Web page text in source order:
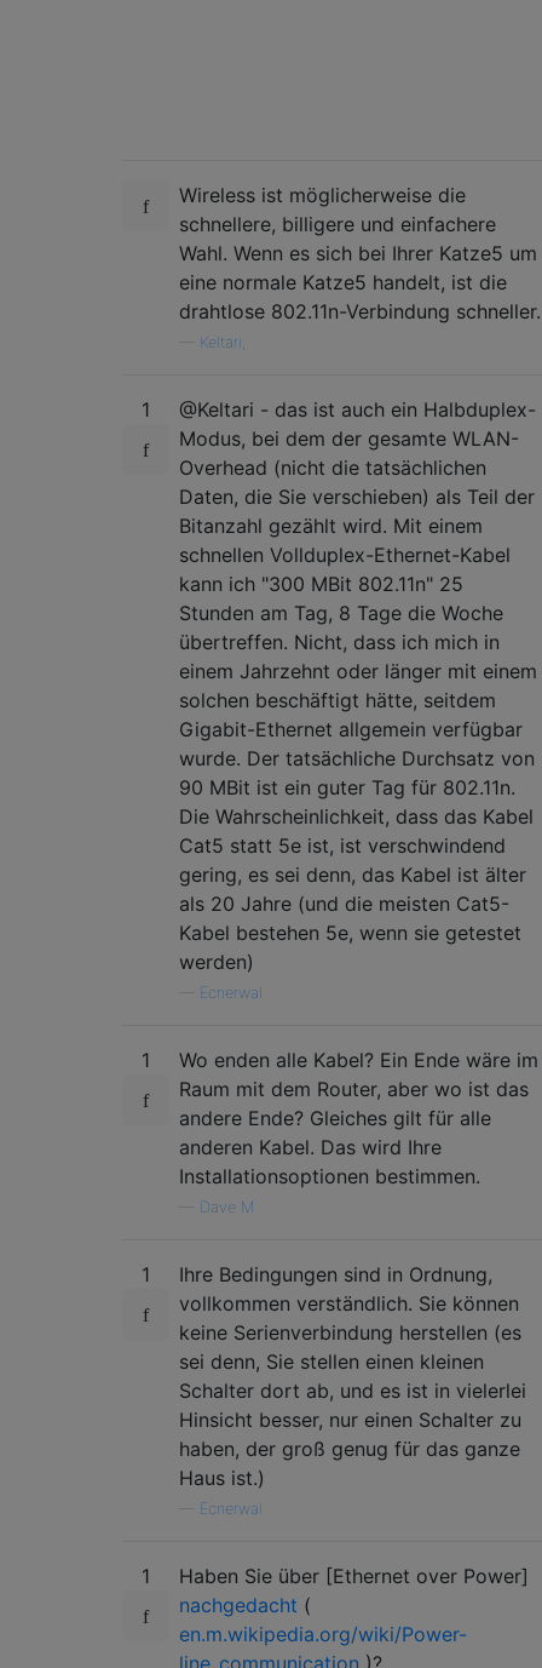
Wireless ist möglicherweise die
schnellere, billigere und einfachere
Wahl. Wenn es sich bei Ihrer Katze5 um
eine normale Katze5 handelt, ist die
drahtlose 802.11n-Verbindung schneller.
Keltari,
1
@Keltari - das ist auch ein Halbduplex-
Modus, bei dem der gesamte WLAN-
Overhead (nicht die tatsächlichen
Daten, die Sie verschieben) als Teil der
Bitanzahl gezählt wird. Mit einem
schnellen Vollduplex-Ethernet-Kabel
kann ich "300 MBit 802.11n" 25
Stunden am Tag, 8 Tage die Woche
übertreffen. Nicht, dass ich mich in
einem Jahrzehnt oder länger mit einem
solchen beschäftigt hätte, seitdem
Gigabit-Ethernet allgemein verfügbar
wurde. Der tatsächliche Durchsatz von
90 MBit ist ein guter Tag für 802.11n.
Die Wahrscheinlichkeit, dass das Kabel
Cat5 statt 5e ist, ist verschwindend
gering, es sei denn, das Kabel ist älter
als 20 Jahre (und die meisten Cat5-
Kabel bestehen 5e, wenn sie getestet
werden)
Ecnerwal
1
Wo enden alle Kabel? Ein Ende wäre im
Raum mit dem Router, aber wo ist das
andere Ende? Gleiches gilt für alle
anderen Kabel. Das wird Ihre
Installationsoptionen bestimmen.
Dave M
1
Ihre Bedingungen sind in Ordnung,
vollkommen verständlich. Sie können
keine Serienverbindung herstellen (es
sei denn, Sie stellen einen kleinen
Schalter dort ab, und es ist in vielerlei
Hinsicht besser, nur einen Schalter zu
haben, der groß genug für das ganze
Haus ist.)
Ecnerwal
1
Haben Sie über [Ethernet over Power]
nachgedacht (
en.m.wikipedia.org/wiki/Power-
line_communication )?